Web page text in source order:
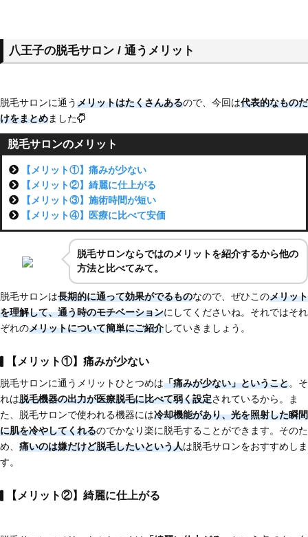
八王子の脱毛サロン / 通うメリット
脱毛サロンに通うメリットはたくさんあるので、今回は代表的なものだ
けをまとめました
脱毛サロンのメリット
【メリット①】痛みが少ない
【メリット②】綺麗に仕上がる
【メリット③】施術時間が短い
【メリット④】医療に比べて安価
脱毛サロンならではのメリットを紹介するから他の
方法と比べてみて。
脱毛サロンは長期的に通って効果がでるものなので、ぜひこのメリット
を理解して、通う時のモチベーションにしてくださいね。それではそれ
ぞれのメリットについて簡単にご紹介していきましょう。
【メリット①】痛みが少ない
脱毛サロンに通うメリットひとつめは「痛みが少ない」ということ。そ
れは脱毛機器の出力が医療脱毛に比べて弱く設定されているから。ま
た、脱毛サロンで使われる機器には冷却機能があり、光を照射した瞬間
に肌を冷やしてくれるのでかなり楽に脱毛することができます。そのた
め、 痛いのは嫌だけど脱毛したいという人は脱毛サロンをおすすめしま
す。
【メリット②】綺麗に仕上がる